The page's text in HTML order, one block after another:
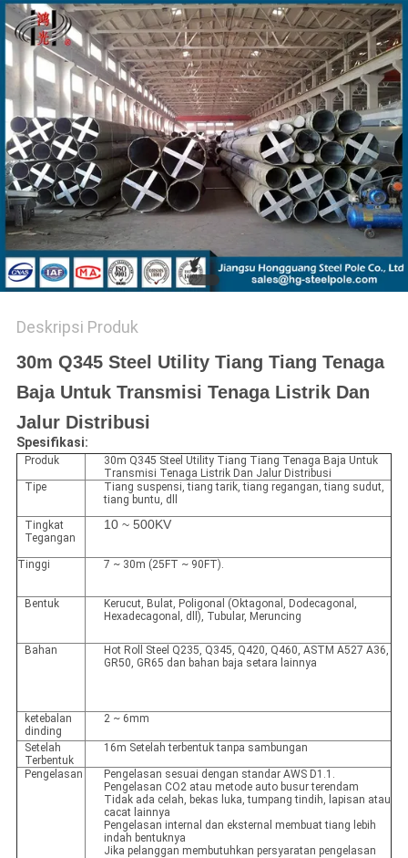
PENAWARAN
SITEMAP
KEBIJAKAN
PRIBADI
Deskripsi Produk
30m Q345 Steel Utility Tiang Tiang Tenaga
Baja Untuk Transmisi Tenaga Listrik Dan
Jalur Distribusi
Spesifikasi:
Produk
30m Q345 Steel Utility Tiang Tiang Tenaga Baja Untuk
Transmisi Tenaga Listrik Dan Jalur Distribusi
Tipe
Tiang suspensi, tiang tarik, tiang regangan, tiang sudut,
tiang buntu, dll
Tingkat
Tegangan
10 ~ 500KV
Tinggi 7 ~ 30m (25FT ~ 90FT).
Bentuk
Kerucut, Bulat, Poligonal (Oktagonal, Dodecagonal,
Hexadecagonal, dll), Tubular, Meruncing
Bahan
Hot Roll Steel Q235, Q345, Q420, Q460, ASTM A527 A36,
GR50, GR65 dan bahan baja setara lainnya
ketebalan
dinding
2 ~ 6mm
Setelah
Terbentuk
16m Setelah terbentuk tanpa sambungan
Pengelasan
Pengelasan sesuai dengan standar AWS D1.1.
Pengelasan CO2 atau metode auto busur terendam
Tidak ada celah, bekas luka, tumpang tindih, lapisan atau
cacat lainnya
Pengelasan internal dan eksternal membuat tiang lebih
indah bentuknya
Jika pelanggan membutuhkan persyaratan pengelasan